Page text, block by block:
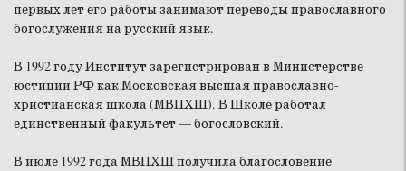
первых лет его работы занимают переводы православного
богослужения на русский язык.
В 1992 году Институт зарегистрирован в Министерстве
юстиции РФ как Московская высшая православно-
христианская школа (МВПХШ). В Школе работал
единственный факультет — богословский.
В июле 1992 года МВПХШ получила благословение